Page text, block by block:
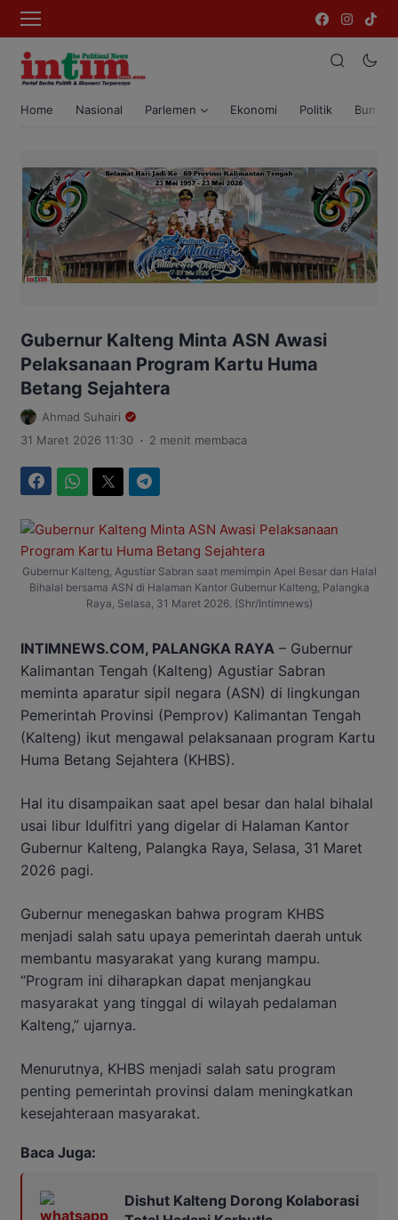
Home Nasional Parlemen Ekonomi Politik Bumi
Gubernur Kalteng Minta ASN Awasi
Pelaksanaan Program Kartu Huma
Betang Sejahtera
Ahmad Suhairi
31 Maret 2026 11:30 . 2 menit membaca
Gubernur Kalteng, Agustiar Sabran saat memimpin Apel Besar dan Halal
Bihalal bersama ASN di Halaman Kantor Gubernur Kalteng, Palangka
Raya, Selasa, 31 Maret 2026. (Shr/Intimnews)
INTIMNEWS.COM, PALANGKA RAYA – Gubernur
Kalimantan Tengah (Kalteng) Agustiar Sabran
meminta aparatur sipil negara (ASN) di lingkungan
Pemerintah Provinsi (Pemprov) Kalimantan Tengah
(Kalteng) ikut mengawal pelaksanaan program Kartu
Huma Betang Sejahtera (KHBS).
Hal itu disampaikan saat apel besar dan halal bihalal
usai libur Idulfitri yang digelar di Halaman Kantor
Gubernur Kalteng, Palangka Raya, Selasa, 31 Maret
2026 pagi.
Gubernur menegaskan bahwa program KHBS
menjadi salah satu upaya pemerintah daerah untuk
membantu masyarakat yang kurang mampu.
“Program ini diharapkan dapat menjangkau
masyarakat yang tinggal di wilayah pedalaman
Kalteng,” ujarnya.
Menurutnya, KHBS menjadi salah satu program
penting pemerintah provinsi dalam meningkatkan
kesejahteraan masyarakat.
Baca Juga:
Dishut Kalteng Dorong Kolaborasi